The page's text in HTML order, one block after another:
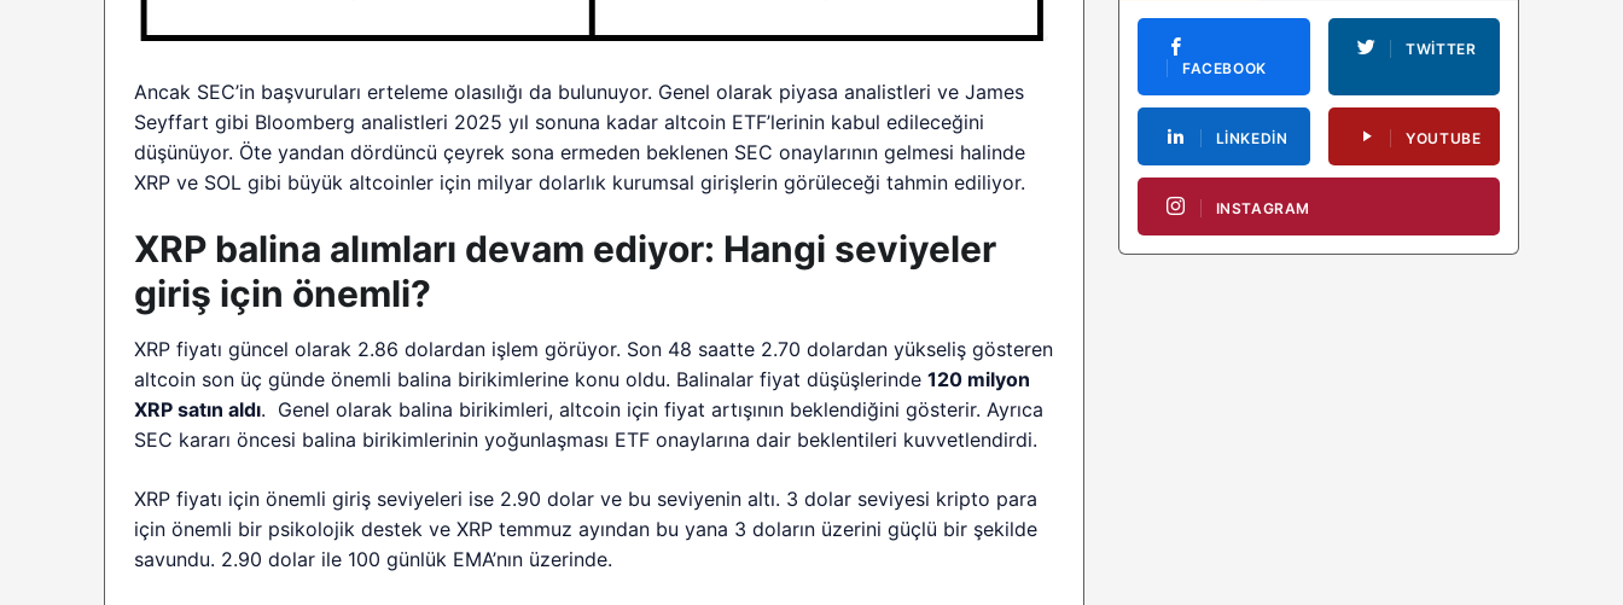
Ancak SEC’in başvuruları erteleme olasılığı da bulunuyor. Genel olarak piyasa analistleri ve James
Seyffart gibi Bloomberg analistleri 2025 yıl sonuna kadar altcoin ETF’lerinin kabul edileceğini
düşünüyor. Öte yandan dördüncü çeyrek sona ermeden beklenen SEC onaylarının gelmesi halinde
XRP ve SOL gibi büyük altcoinler için milyar dolarlık kurumsal girişlerin görüleceği tahmin ediliyor.
XRP balina alımları devam ediyor: Hangi seviyeler
giriş için önemli?
XRP fiyatı güncel olarak 2.86 dolardan işlem görüyor. Son 48 saatte 2.70 dolardan yükseliş gösteren
altcoin son üç günde önemli balina birikimlerine konu oldu. Balinalar fiyat düşüşlerinde120 milyon
XRP satın aldı. Genel olarak balina birikimleri, altcoin için fiyat artışının beklendiğini gösterir. Ayrıca
SEC kararı öncesi balina birikimlerinin yoğunlaşması ETF onaylarına dair beklentileri kuvvetlendirdi.
XRP fiyatı için önemli giriş seviyeleri ise 2.90 dolar ve bu seviyenin altı. 3 dolar seviyesi kripto para
için önemli bir psikolojik destek ve XRP temmuz ayından bu yana 3 doların üzerini güçlü bir şekilde
savundu. 2.90 dolar ile 100 günlük EMA’nın üzerinde.
FACEBOOK
TWITTER
LINKEDIN YOUTUBE
INSTAGRAM